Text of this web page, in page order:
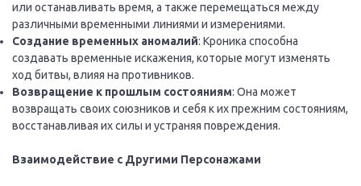
или останавливать время, а также перемещаться между
различными временными линиями и измерениями.
Создание временных аномалий: Кроника способна
создавать временные искажения, которые могут изменять
ход битвы, влияя на противников.
Возвращение к прошлым состояниям: Она может
возвращать своих союзников и себя к их прежним состояниям,
восстанавливая их силы и устраняя повреждения.
Взаимодействие с Другими Персонажами